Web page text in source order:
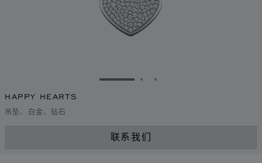
转到幻灯片 1转到幻灯片 2
转到幻灯片 3
HAPPY HEARTS
吊坠、白金、钻石
联系我们